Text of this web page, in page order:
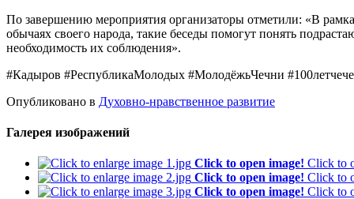
По завершению мероприятия организаторы отметили: «В
обычаях своего народа, такие беседы помогут понять
необходимость их соблюдения».
#Кадыров #РеспубликаМолодых #МолодёжьЧечни
Опубликовано в Духовно-нравственное развитие
Галерея изображений
Click to open image! Click to
Click to open image! Click to
Click to open image! Click to